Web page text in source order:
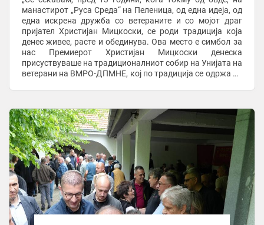
манастирот „Руса Среда“ на Пеленица, од една идеја, од
една искрена дружба со ветераните и со мојот драг
пријател Христијан Мицкоски, се роди традиција која
денес живее, расте и обединува. Ова место е симбол за
нас Премиерот Христијан Мицкоски денеска
присуствуваше на традиционалниот собир на Унијата на
ветерани на ВМРО-ДПМНЕ, кој по традиција се одржа во